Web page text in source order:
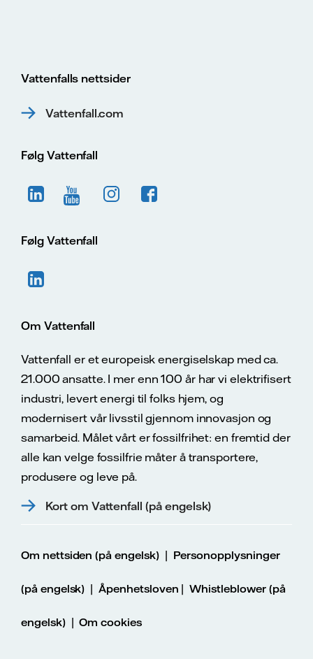
Vattenfalls nettsider
Vattenfall.com
Følg Vattenfall
Følg Vattenfall
Om Vattenfall
Vattenfall er et europeisk energiselskap med ca.
21.000 ansatte. I mer enn 100 år har vi elektrifisert
industri, levert energi til folks hjem, og
modernisert vår livsstil gjennom innovasjon og
samarbeid. Målet vårt er fossilfrihet: en fremtid der
alle kan velge fossilfrie måter å transportere,
produsere og leve på.
Kort om Vattenfall (på engelsk)
Om nettsiden (på engelsk)| Personopplysninger
(på engelsk) |Åpenhetsloven |Whistleblower (på
engelsk)|Om cookies